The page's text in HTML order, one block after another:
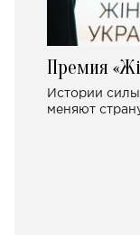
Премия
Истории
меняют